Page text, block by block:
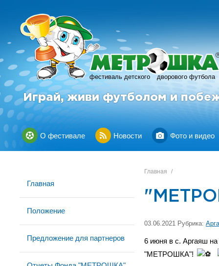
фестиваль детского дворового футбола
R
Играй, живи футболом и
О фестивале Новости Фото и видео
Главная
Положение
Предложение для партнеров
Главная /
03.06.2021 Рубрика:
6 июня в с. Аргаяш
"МЕТРОШКА"!